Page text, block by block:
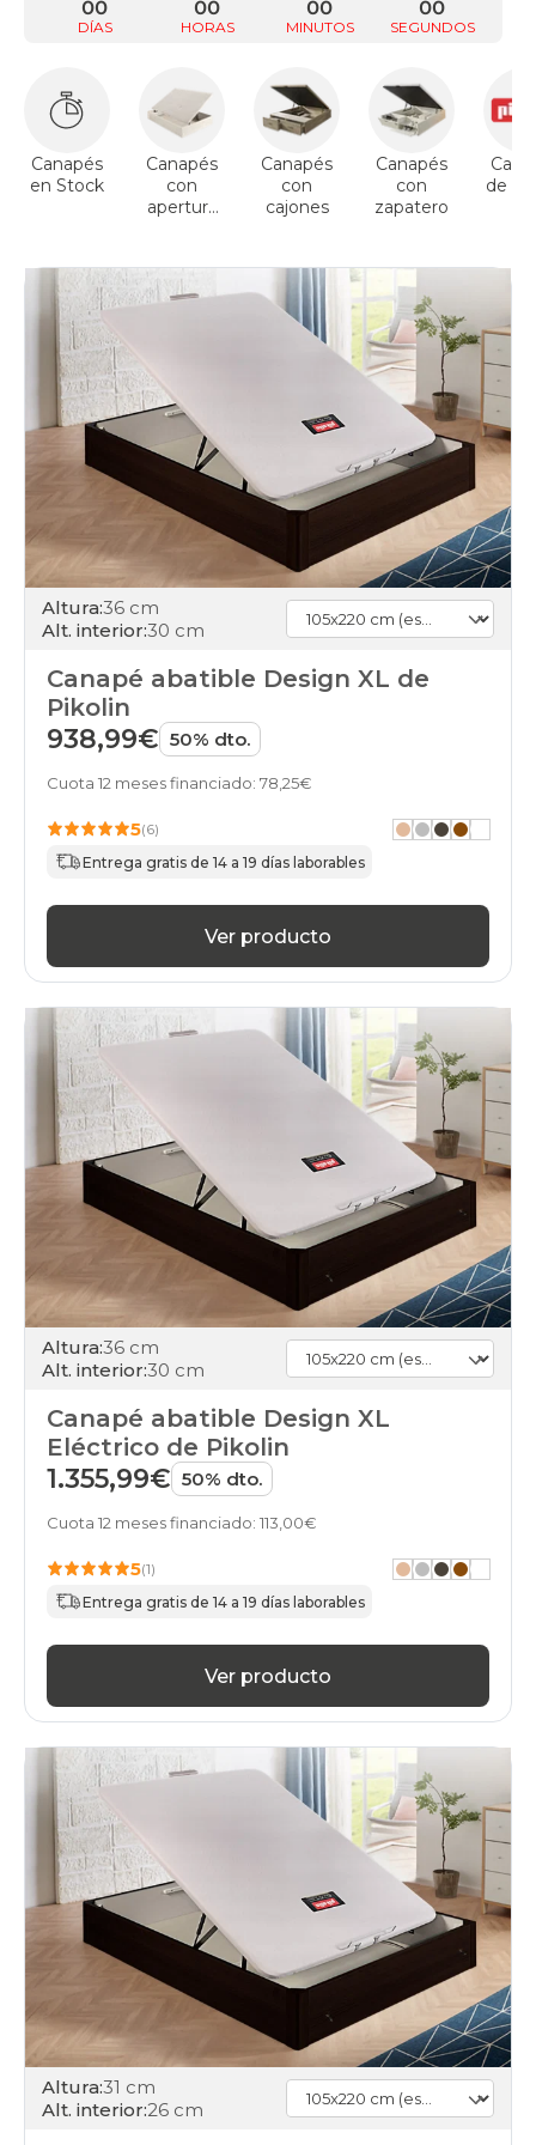
DÍAS
00
HORAS
00
MINUTOS
00
SEGUNDOS
00
Canapés
en Stock
Canapés
con
apertura
Canapés
con
cajones
Canapés
con
zapatero
de
Altura:36 cm
Alt. interior:30 cm
Canapé abatible Design XL de
Pikolin
938,99€ 50% dto.
Cuota 12 meses financiado: 78,25€
5(6)
Entrega gratis de 14 a 19 días laborables
Ver producto
Altura:36 cm
Alt. interior:30 cm
Canapé abatible Design XL
Eléctrico de Pikolin
1.355,99€ 50% dto.
Cuota 12 meses financiado: 113,00€
5(1)
Entrega gratis de 14 a 19 días laborables
Ver producto
Altura:31 cm
Alt. interior:26 cm